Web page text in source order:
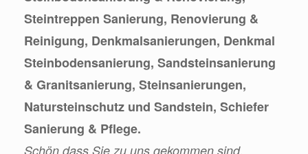
Steintreppen Sanierung, Renovierung &
Reinigung, Denkmalsanierungen, Denkmal
Steinbodensanierung, Sandsteinsanierung
& Granitsanierung, Steinsanierungen,
Natursteinschutz und Sandstein, Schiefer
Sanierung & Pflege.
Schön dass Sie zu uns gekommen sind.